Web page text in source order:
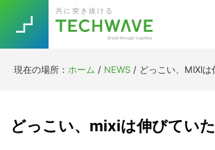
primary
navigation
main
content
primary
sidebar
footer
共に突き抜ける
現在の場所： ホーム / NEWS / どっこい、MIXIは
どっこい、mixiは伸びていた